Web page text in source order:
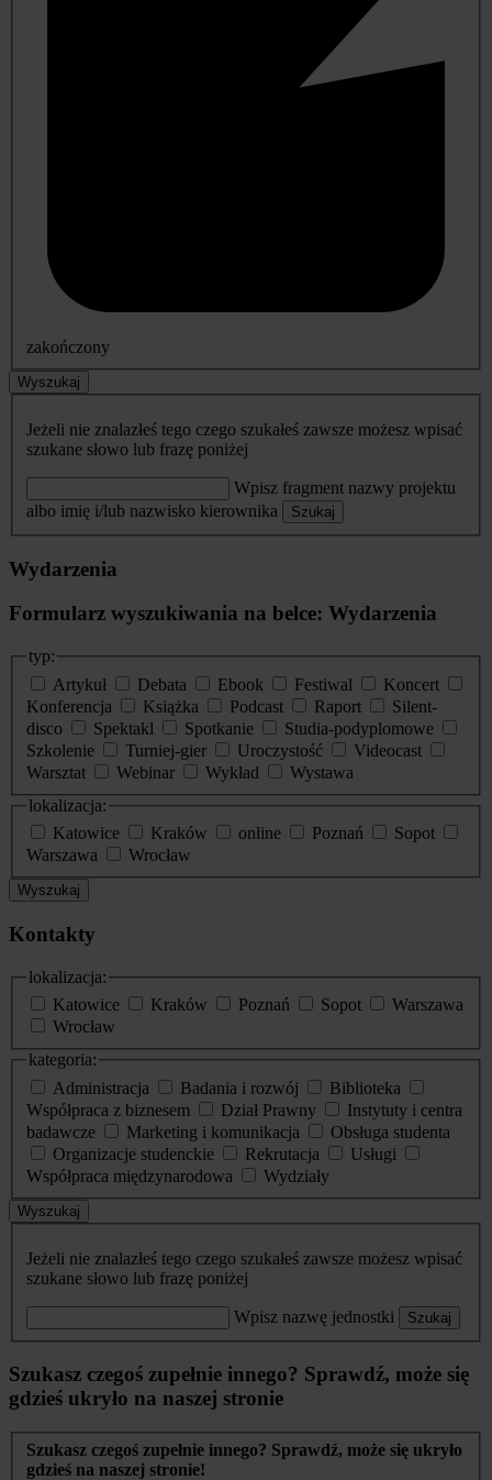
zakończony
Wyszukaj
Jeżeli nie znalazłeś tego czego szukałeś zawsze możesz wpisać
szukane słowo lub frazę poniżej
Wpisz fragment nazwy projektu
albo imię i/lub nazwisko kierownika
Szukaj
Wydarzenia
Formularz wyszukiwania na belce: Wydarzenia
typ:
Artykuł
Debata Ebook Festiwal
Koncert
Konferencja
Książka Podcast Raport
Silent-
disco
Spektakl Spotkanie
Studia-podyplomowe
Szkolenie
Turniej-gier Uroczystość
Videocast
Warsztat
Webinar Wykład
Wystawa
lokalizacja:
Katowice
Kraków online Poznań
Sopot
Warszawa
Wrocław
Wyszukaj
Kontakty
lokalizacja:
Katowice
Kraków Poznań Sopot
Warszawa
Wrocław
kategoria:
Administracja
Badania i rozwój
Biblioteka
Współpraca z biznesem
Dział Prawny
Instytuty i centra
badawcze
Marketing i komunikacja
Obsługa studenta
Organizacje studenckie
Rekrutacja
Usługi
Współpraca międzynarodowa
Wydziały
Wyszukaj
Jeżeli nie znalazłeś tego czego szukałeś zawsze możesz wpisać
szukane słowo lub frazę poniżej
Wpisz nazwę jednostki Szukaj
Szukasz czegoś zupełnie innego? Sprawdź, może się
gdzieś ukryło na naszej stronie
Szukasz czegoś zupełnie innego? Sprawdź, może się ukryło
gdzieś na naszej stronie!